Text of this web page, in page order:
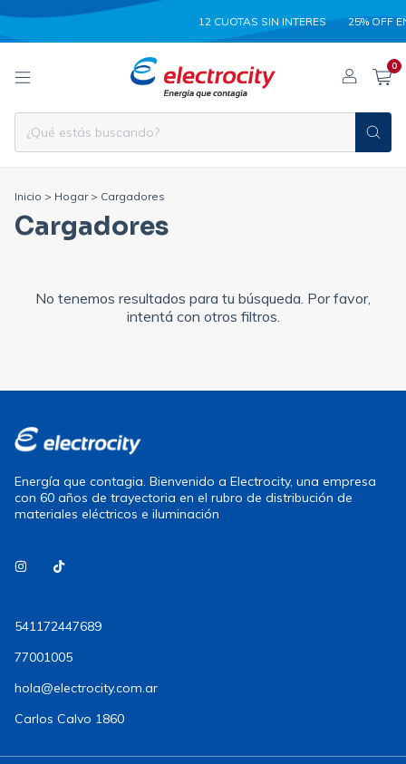
12 CUOTAS SIN INTERES 25% OFF
0
Inicio > Hogar > Cargadores
Cargadores
No tenemos resultados para tu búsqueda. Por favor,
intentá con otros filtros.
Energía que contagia. Bienvenido a Electrocity, una empresa
con 60 años de trayectoria en el rubro de distribución de
materiales eléctricos e iluminación
541172447689
77001005
hola@electrocity.com.ar
Carlos Calvo 1860